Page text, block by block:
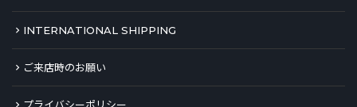
INTERNATIONAL SHIPPING
ご来店時のお願い
プライバシーポリシー